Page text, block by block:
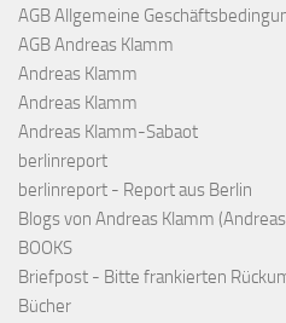
AGB Allgemeine
AGB Andreas Klamm
Andreas Klamm
Andreas Klamm
Andreas Klamm-Sabaot
berlinreport
berlinreport - Report aus Berlin
Blogs von Andreas Klamm
BOOKS
Briefpost - Bitte frankierten
Bücher